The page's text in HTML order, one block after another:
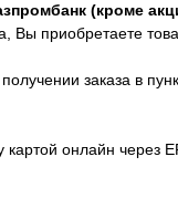
(кроме
Вы приобретаете
заказа в
онлайн через